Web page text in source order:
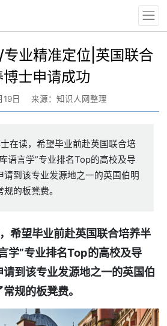
业精准定位|英国联合
博士申请成功
日 来源：知识人网整理
在读，希望毕业前赴英国联合培
语言学”专业排名Top的高校及导
请到该专业发源地之一的英国伯明
的板凳费。
希望毕业前赴英国联合培养半
学”专业排名Top的高校及导
到该专业发源地之一的英国伯
规的板凳费。